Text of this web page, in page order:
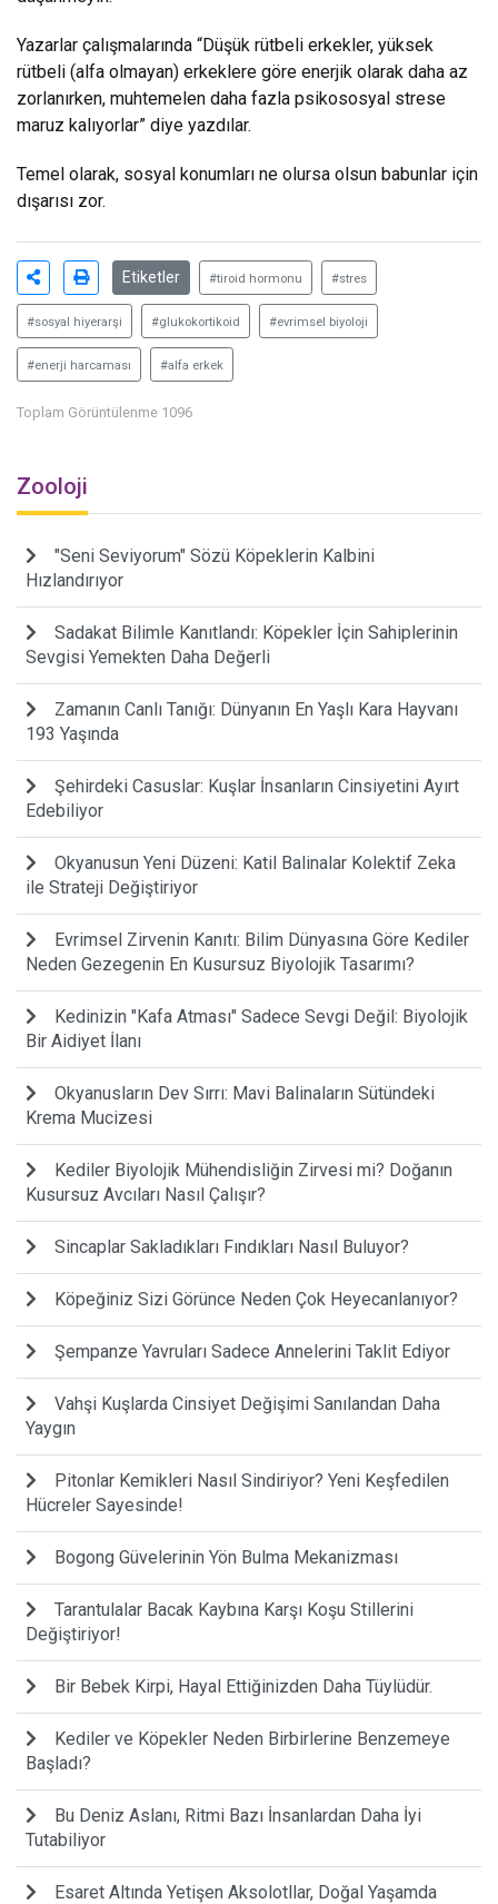
Yazarlar çalışmalarında “Düşük rütbeli erkekler, yüksek
rütbeli (alfa olmayan) erkeklere göre enerjik olarak daha az
zorlanırken, muhtemelen daha fazla psikososyal strese
maruz kalıyorlar” diye yazdılar.
Temel olarak, sosyal konumları ne olursa olsun babunlar için
dışarısı zor.
Etiketler #tiroid hormonu #stres
#sosyal hiyerarşi #glukokortikoid #evrimsel biyoloji
#enerji harcaması #alfa erkek
Toplam Görüntülenme 1096
Zooloji
"Seni Seviyorum" Sözü Köpeklerin Kalbini
Hızlandırıyor
Sadakat Bilimle Kanıtlandı: Köpekler İçin Sahiplerinin
Sevgisi Yemekten Daha Değerli
Zamanın Canlı Tanığı: Dünyanın En Yaşlı Kara Hayvanı
193 Yaşında
Şehirdeki Casuslar: Kuşlar İnsanların Cinsiyetini Ayırt
Edebiliyor
Okyanusun Yeni Düzeni: Katil Balinalar Kolektif Zeka
ile Strateji Değiştiriyor
Evrimsel Zirvenin Kanıtı: Bilim Dünyasına Göre Kediler
Neden Gezegenin En Kusursuz Biyolojik Tasarımı?
Kedinizin "Kafa Atması" Sadece Sevgi Değil: Biyolojik
Bir Aidiyet İlanı
Okyanusların Dev Sırrı: Mavi Balinaların Sütündeki
Krema Mucizesi
Kediler Biyolojik Mühendisliğin Zirvesi mi? Doğanın
Kusursuz Avcıları Nasıl Çalışır?
Sincaplar Sakladıkları Fındıkları Nasıl Buluyor?
Köpeğiniz Sizi Görünce Neden Çok Heyecanlanıyor?
Şempanze Yavruları Sadece Annelerini Taklit Ediyor
Vahşi Kuşlarda Cinsiyet Değişimi Sanılandan Daha
Yaygın
Pitonlar Kemikleri Nasıl Sindiriyor? Yeni Keşfedilen
Hücreler Sayesinde!
Bogong Güvelerinin Yön Bulma Mekanizması
Tarantulalar Bacak Kaybına Karşı Koşu Stillerini
Değiştiriyor!
Bir Bebek Kirpi, Hayal Ettiğinizden Daha Tüylüdür.
Kediler ve Köpekler Neden Birbirlerine Benzemeye
Başladı?
Bu Deniz Aslanı, Ritmi Bazı İnsanlardan Daha İyi
Tutabiliyor
Esaret Altında Yetişen Aksolotllar, Doğal Yaşamda